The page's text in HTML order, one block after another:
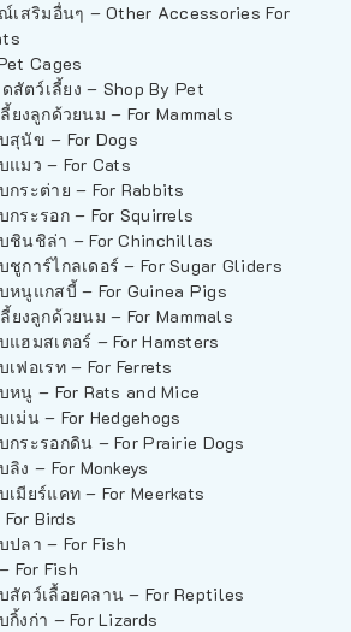
เสริมอื่นๆ – Other Accessories For
Cages
สัตว์เลี้ยง – Shop By Pet
ยงลูกด้วยนม – For Mammals
สุนัข – For Dogs
แมว – For Cats
กระต่าย – For Rabbits
กระรอก – For Squirrels
ชินชิล่า – For Chinchillas
ชูการ์ไกลเดอร์ – For Sugar Gliders
หนูแกสบี้ – For Guinea Pigs
ยงลูกด้วยนม – For Mammals
แฮมสเตอร์ – For Hamsters
เฟอเรท – For Ferrets
หนู – For Rats and Mice
เม่น – For Hedgehogs
กระรอกดิน – For Prairie Dogs
ลิง – For Monkeys
เมียร์แคท – For Meerkats
Birds
ปลา – For Fish
For Fish
สัตว์เลื้อยคลาน – For Reptiles
กิ้งก่า – For Lizards